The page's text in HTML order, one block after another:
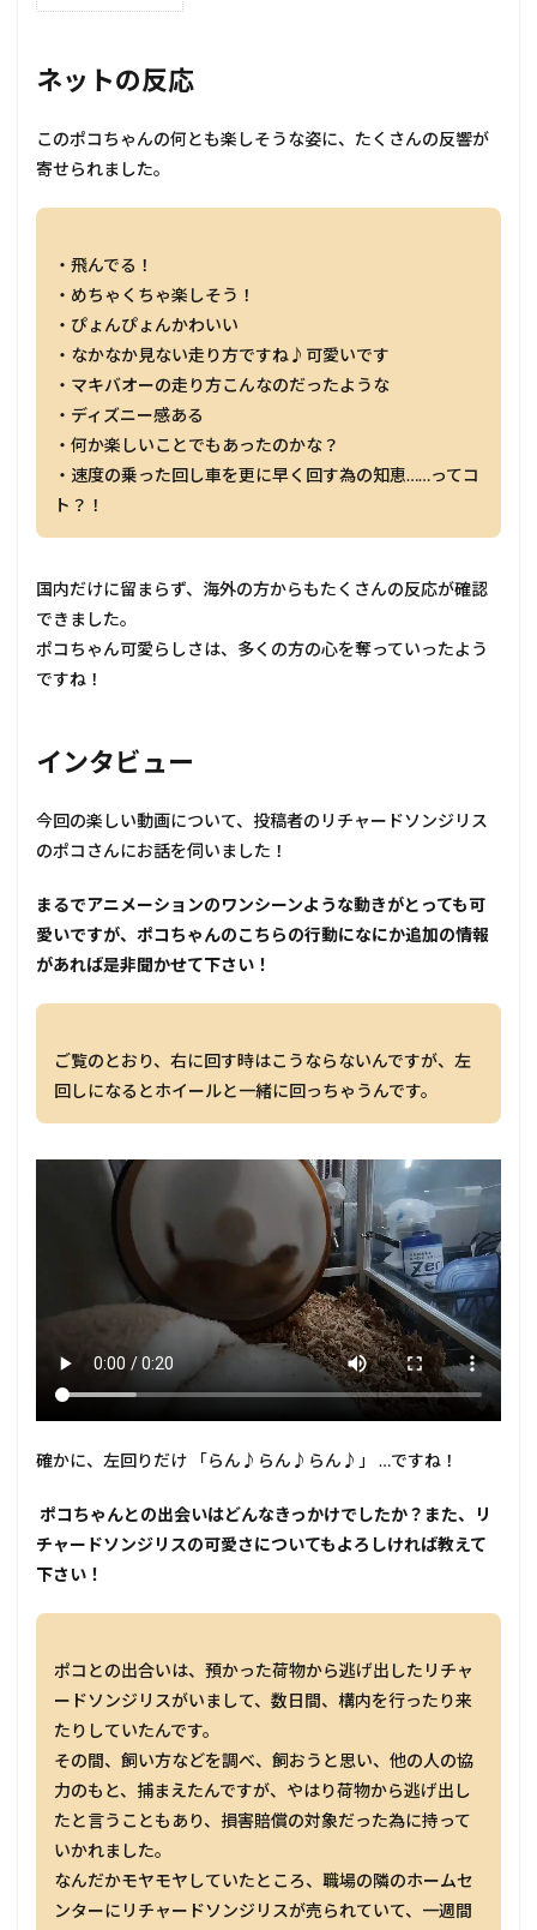
ネットの反応
このポコちゃんの何とも楽しそうな姿に、たくさんの反響が
寄せられました。
・飛んでる！
・めちゃくちゃ楽しそう！
・ぴょんぴょんかわいい
・なかなか見ない走り方ですね♪可愛いです
・マキバオーの走り方こんなのだったような
・ディズニー感ある
・何か楽しいことでもあったのかな？
・速度の乗った回し車を更に早く回す為の知恵……ってコ
ト？！
国内だけに留まらず、海外の方からもたくさんの反応が確認
できました。
ポコちゃん可愛らしさは、多くの方の心を奪っていったよう
ですね！
インタビュー
今回の楽しい動画について、投稿者のリチャードソンジリス
のポコさんにお話を伺いました！
―――まるでアニメーションのワンシーンような動きがとっても可
愛いですが、ポコちゃんのこちらの行動になにか追加の情報
があれば是非聞かせて下さい！
ご覧のとおり、右に回す時はこうならないんですが、左
回しになるとホイールと一緒に回っちゃうんです。
確かに、左回りだけ 「らん♪らん♪らん♪」 …ですね！
――― ポコちゃんとの出会いはどんなきっかけでしたか？また、リ
チャードソンジリスの可愛さについてもよろしければ教えて
下さい！
ポコとの出合いは、預かった荷物から逃げ出したリチャ
ードソンジリスがいまして、数日間、構内を行ったり来
たりしていたんです。
その間、飼い方などを調べ、飼おうと思い、他の人の協
力のもと、捕まえたんですが、やはり荷物から逃げ出し
たと言うこともあり、損害賠償の対象だった為に持って
いかれました。
なんだかモヤモヤしていたところ、職場の隣のホームセ
ンターにリチャードソンジリスが売られていて、一週間